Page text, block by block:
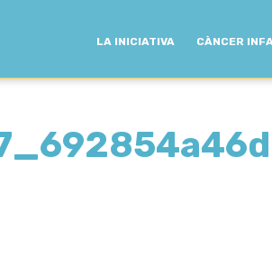
LA INICIATIVA CÀNCER